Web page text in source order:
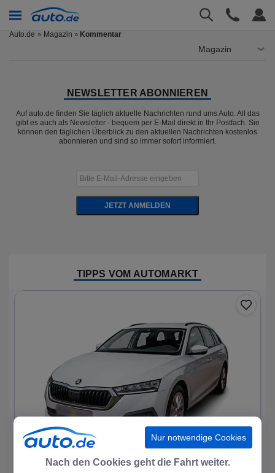
Auto.de Magazin » Kommentar
Magazin
NEWSLETTER ABONNIEREN
Auf auto.de finden Sie täglich aktuelle Nachrichten rund ums Auto. All das
gibt es auch als Newsletter - bequem per E-Mail direkt in Ihr Postfach. Sie
können den täglichen Überblick zu den aktuellen Nachrichten kostenlos
abonnieren und sind so immer sofort informiert.
JETZT ANMELDEN
TIPPS VOM AUTOMARKT
|11
Nur notwendige Cookies
Nach den Cookies geht die Fahrt weiter.